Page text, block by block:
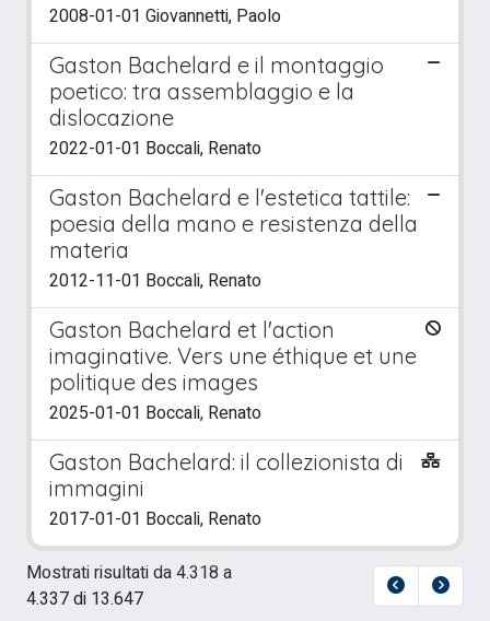
2008-01-01 Giovannetti, Paolo
Gaston Bachelard e il montaggio
poetico: tra assemblaggio e la
dislocazione
2022-01-01 Boccali, Renato
Gaston Bachelard e l'estetica tattile:
poesia della mano e resistenza della
materia
2012-11-01 Boccali, Renato
Gaston Bachelard et l'action
imaginative. Vers une éthique et une
politique des images
2025-01-01 Boccali, Renato
Gaston Bachelard: il collezionista di
immagini
2017-01-01 Boccali, Renato
Mostrati risultati da 4.318 a
4.337 di 13.647